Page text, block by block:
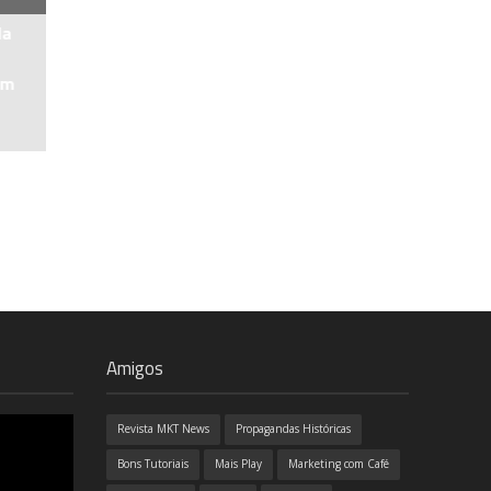
Amigos
Revista MKT News Propagandas Históricas
Bons Tutoriais Mais Play Marketing com Café